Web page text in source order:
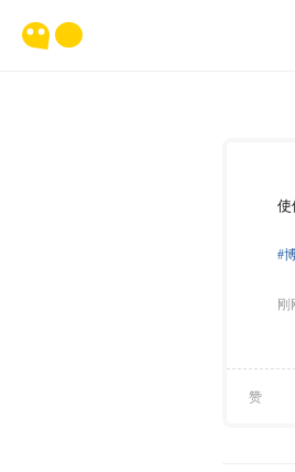
使
#
刚
赞